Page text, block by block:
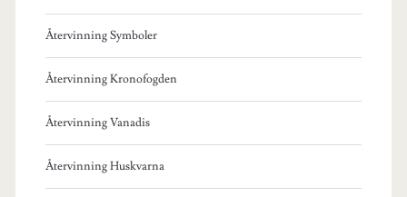
Återvinning Symboler
Återvinning Kronofogden
Återvinning Vanadis
Återvinning Huskvarna